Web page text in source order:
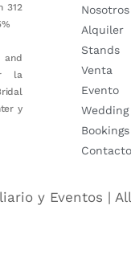
312
and
la
y
Nosotros
Alquiler
Stands
Venta
Evento
y Eventos |